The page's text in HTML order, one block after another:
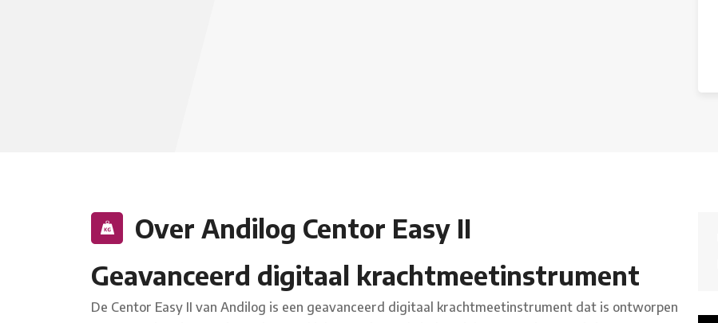
Over Andilog Centor Easy II
Geavanceerd digitaal krachtmeetinstrument
De Centor Easy II van Andilog is een geavanceerd digitaal krachtmeetinstrument dat is ontworpen